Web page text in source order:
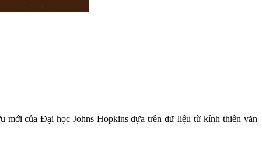
mới của Đại học Johns Hopkins dựa trên dữ liệu từ kính thiên văn